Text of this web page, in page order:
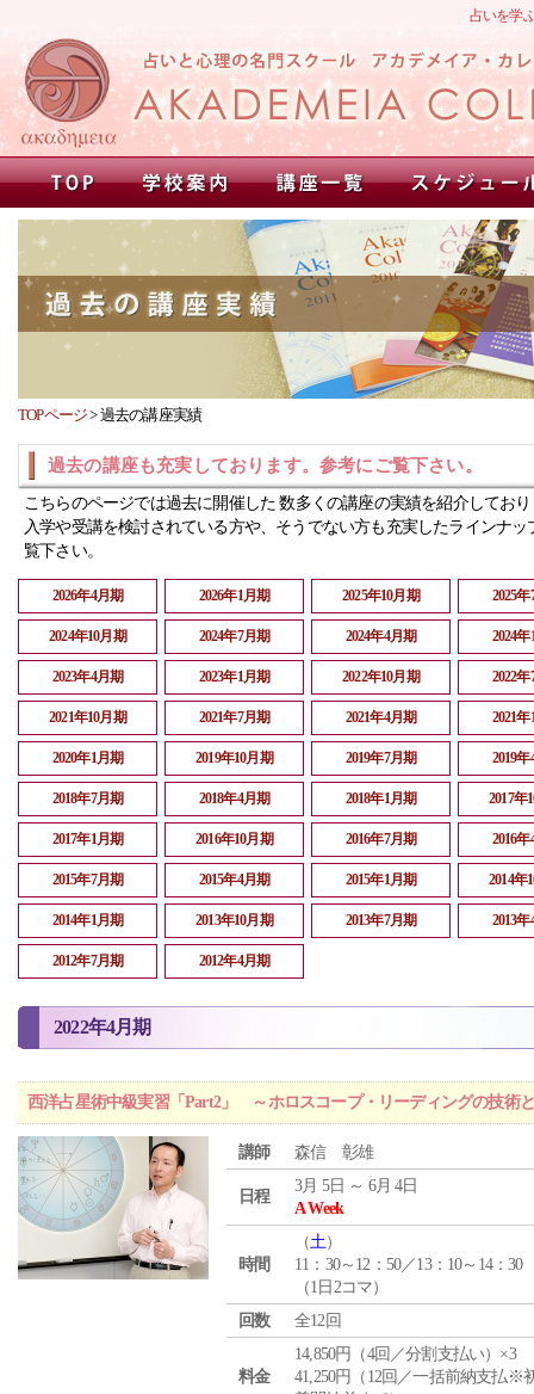
占いを学
TOPページ>過去の講座実績
過去の講座も充実しております。参考にご覧下さい。
こちらのページでは過去に開催した 数多くの講座の実績を紹介してお
入学や受講を検討されている方や、そうでない方も充実したラインナッ
覧下さい。
2026年4月期 2026年1月期 2025年10月期 2025
2024年10月期 2024年7月期 2024年4月期 2024
2023年4月期 2023年1月期 2022年10月期 2022
2021年10月期 2021年7月期 2021年4月期 2021
2020年1月期 2019年10月期 2019年7月期 2019
2018年7月期 2018年4月期 2018年1月期 2017年
2017年1月期 2016年10月期 2016年7月期 2016
2015年7月期 2015年4月期 2015年1月期 2014年
2014年1月期 2013年10月期 2013年7月期 2013
2012年7月期 2012年4月期
2022年4月期
西洋占星術中級実習「Part2」 ～ホロスコープ・リーディングの技術
講師 森信 彰雄
日程
3月 5日 ～ 6月 4日
A Week
時間
（土）
11：30～12：50／13：10～14：30
（1日2コマ）
回数
全12回
料金
14,850円（4回／分割支払い）×3
41,250円（12回／一括前納支払※